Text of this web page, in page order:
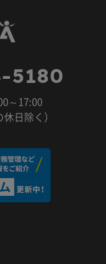
5180
～17:00
日除く）